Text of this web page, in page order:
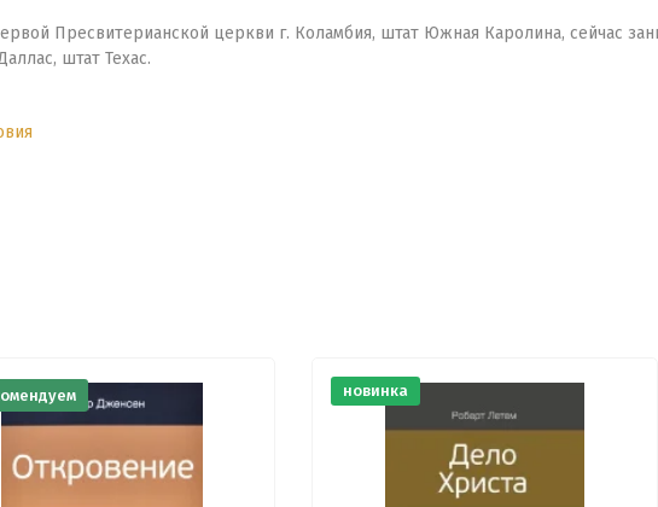
Пресвитерианской церкви г. Коламбия, штат Южная Каролина, сейчас
штат Техас.
новинка